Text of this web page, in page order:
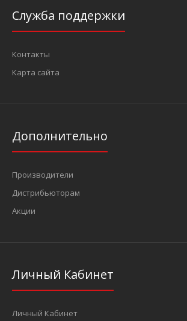
Служба поддержки
Контакты
Карта сайта
Дополнительно
Производители
Дистрибьюторам
Акции
Личный Кабинет
Личный Кабинет